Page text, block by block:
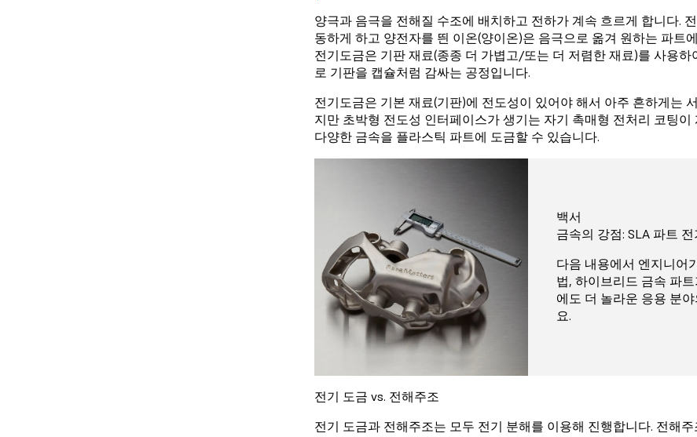
양극과 음극을 전해질 수조에 배치하고 전하가 계속 흐르게 합니다.
동하게 하고 양전자를 띈 이온(양이온)은 음극으로 옮겨 원하는 파트
전기도금은 기판 재료(종종 더 가볍고/또는 더 저렴한 재료)를 사용
로 기판을 캡슐처럼 감싸는 공정입니다.
전기도금은 기본 재료(기판)에 전도성이 있어야 해서 아주 흔하게는
지만 초박형 전도성 인터페이스가 생기는 자기 촉매형 전처리 코팅
다양한 금속을 플라스틱 파트에 도금할 수 있습니다.
백서
금속의 강점: SLA 파트
다음 내용에서 엔지니어
법, 하이브리드 금속 파
에도 더 놀라운 응용 분
요.
전기 도금 vs. 전해주조
전기 도금과 전해주조는 모두 전기 분해를 이용해 진행합니다. 전해